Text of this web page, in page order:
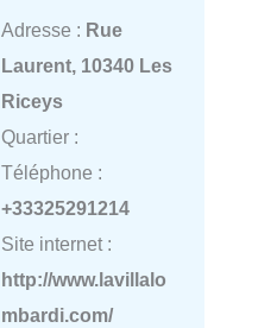
Adresse : Rue
Laurent, 10340 Les
Riceys
Quartier :
Téléphone :
+33325291214
Site internet :
http://www.lavillalo
mbardi.com/